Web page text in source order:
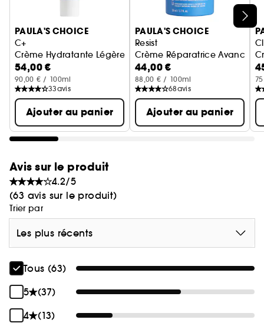
de la peau grâce à une combinaison
d'antioxydants
Ignorer le carrousel produits
PAULA'S CHOICE
C+
Crème Hydratante Légère 5 % Vitamine C SPF 50
54,00 €
90,00 € / 100ml
33avis
Ajouter au panier
PAULA'S CHOICE
Resist
Crème Réparatrice Avancée
44,00 €
88,00 € / 100ml
68avis
Ajouter au panier
Avis sur le produit
4.2/5
(63 avis sur le produit)
Trier par
Les plus récents
Tous (63)
5
(37)
4
(13)